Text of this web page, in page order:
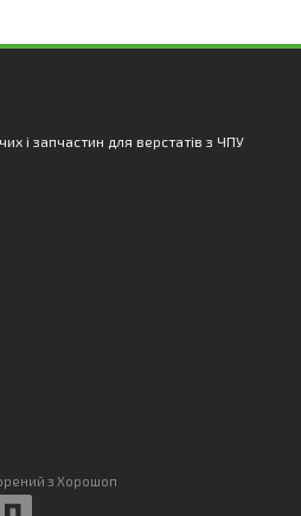
і запчастин для верстатів з ЧПУ
з Хорошоп